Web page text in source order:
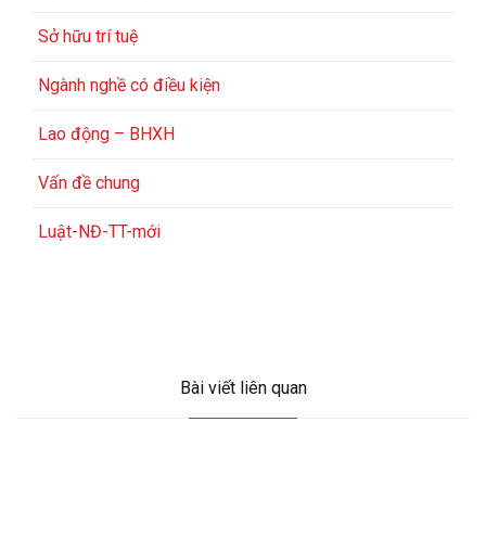
Sở hữu trí tuệ
Ngành nghề có điều kiện
Lao động – BHXH
Vấn đề chung
Luật-NĐ-TT-mới
Bài viết liên quan